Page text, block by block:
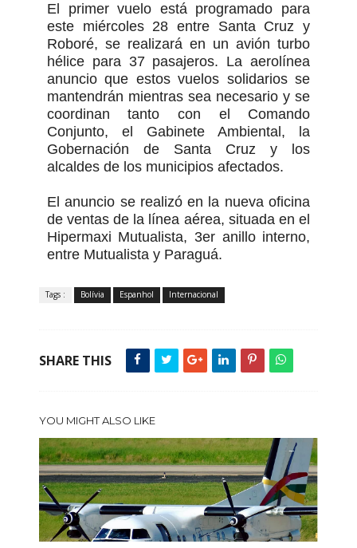
El primer vuelo está programado para
este miércoles 28 entre Santa Cruz y
Roboré, se realizará en un avión turbo
hélice para 37 pasajeros. La aerolínea
anuncio que estos vuelos solidarios se
mantendrán mientras sea necesario y se
coordinan tanto con el Comando
Conjunto, el Gabinete Ambiental, la
Gobernación de Santa Cruz y los
alcaldes de los municipios afectados.
El anuncio se realizó en la nueva oficina
de ventas de la línea aérea, situada en el
Hipermaxi Mutualista, 3er anillo interno,
entre Mutualista y Paraguá.
Tags : Bolívia Espanhol Internacional
SHARE THIS
YOU MIGHT ALSO LIKE